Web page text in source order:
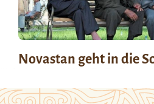
Novastan geht in die